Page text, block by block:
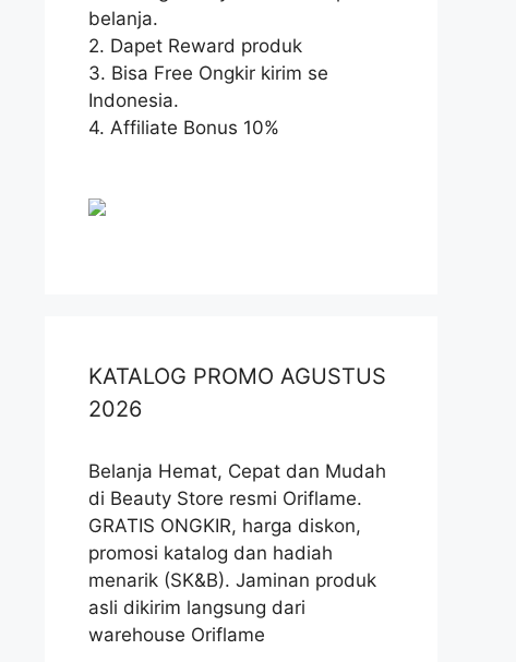
belanja.
2. Dapet Reward produk
3. Bisa Free Ongkir kirim se
Indonesia.
4. Affiliate Bonus 10%
KATALOG PROMO AGUSTUS
2026
Belanja Hemat, Cepat dan Mudah
di Beauty Store resmi Oriflame.
GRATIS ONGKIR, harga diskon,
promosi katalog dan hadiah
menarik (SK&B). Jaminan produk
asli dikirim langsung dari
warehouse Oriflame